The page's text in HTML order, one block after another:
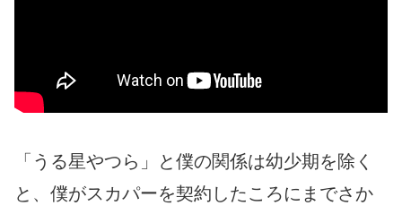
「うる星やつら」と僕の関係は幼少期を除く
と、僕がスカパーを契約したころにまでさか